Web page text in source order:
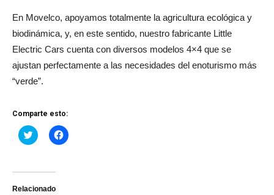
En Movelco, apoyamos totalmente la agricultura ecológica y
biodinámica, y, en este sentido, nuestro fabricante Little
Electric Cars cuenta con diversos modelos 4×4 que se
ajustan perfectamente a las necesidades del enoturismo más
“verde”.
Comparte esto:
Haz
clic
Twitter
abre
Haz
clic
Relacionado